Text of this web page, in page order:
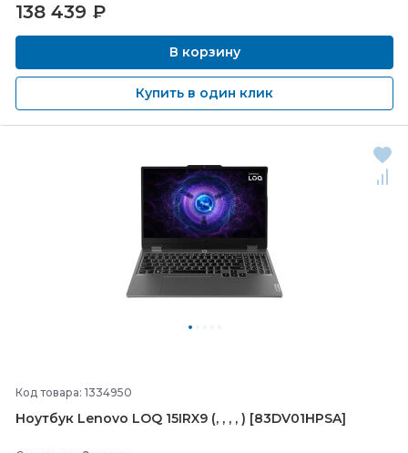
138 439 ₽
В корзину
Купить в один клик
Код товара: 1334950
Ноутбук Lenovo LOQ 15IRX9 (, , , , ) [83DV01HPSA]